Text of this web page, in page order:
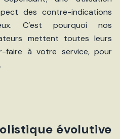
des contre-indications
C’est pourquoi nos
mettent toutes leurs
faire à votre service, pour
évolutive